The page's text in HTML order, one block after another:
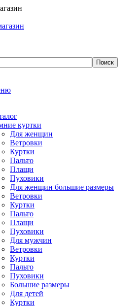
куртки
Для женщин
Ветровки
Куртки
Пальто
Плащи
Пуховики
Для женщин большие размеры
Ветровки
Куртки
Пальто
Плащи
Пуховики
Для мужчин
Ветровки
Куртки
Пальто
Пуховики
Большие размеры
Для детей
Куртки